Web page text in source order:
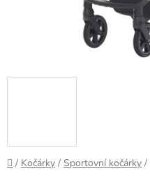
Domů
/ Kočárky / Sportovní kočárky /